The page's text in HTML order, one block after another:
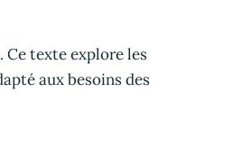
Ce texte explore les
aux besoins des